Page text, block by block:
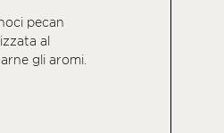
pecan
al
gli aromi.